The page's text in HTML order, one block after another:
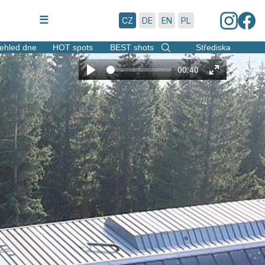
Play
00:40
Enter
fullscreen
☰ CZ DE EN PL
dne HOT spots BEST shots Střediska